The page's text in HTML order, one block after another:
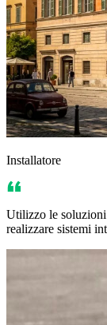
Installatore
Utilizzo le
realizzare sistemi